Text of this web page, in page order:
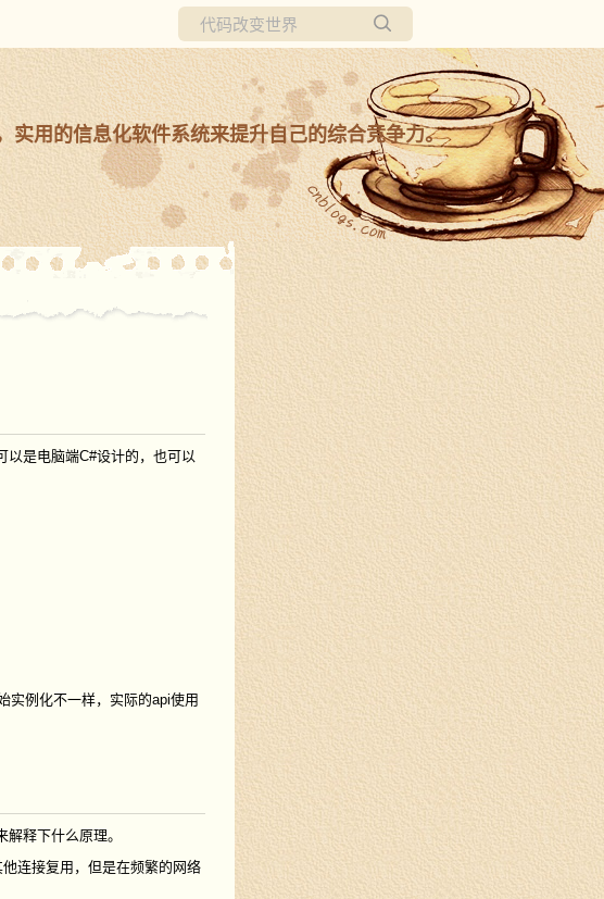
所有博客
当前博客
实用的信息化软件系统来提升自己的综合竞争力。
以是电脑端C#设计的，也可以
实例化不一样，实际的api使用
释下什么原理。
连接复用，但是在频繁的网络